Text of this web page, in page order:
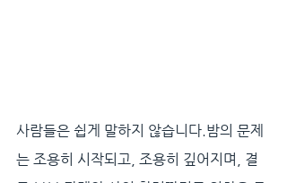
사람들은 쉽게 말하지 않습니다.밤의 문제
는 조용히 시작되고, 조용히 깊어지며, 결